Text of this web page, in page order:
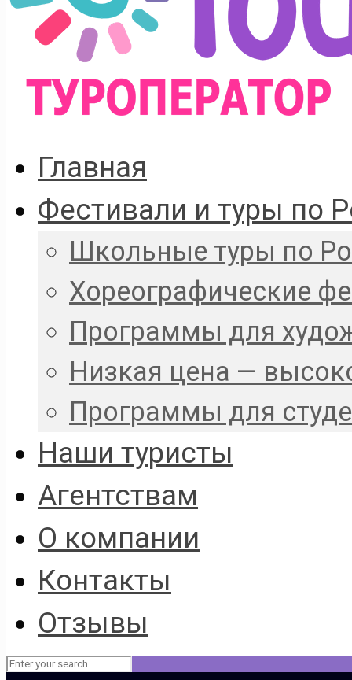
Главная
Фестивали и туры по
Школьные туры по
Хореографические
Программы для
Низкая цена —
Программы для
Наши туристы
Агентствам
О компании
Контакты
Отзывы